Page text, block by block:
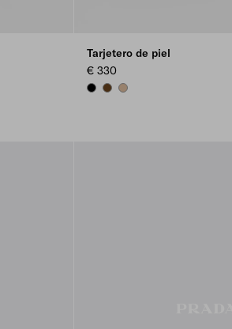
Tarjetero de piel
€ 330
BLACKCHESTNUT BROWN
SAND BEIGE